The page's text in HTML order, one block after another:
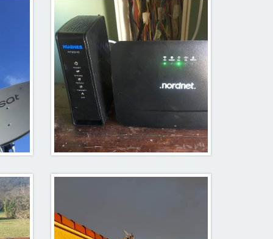
Antenne